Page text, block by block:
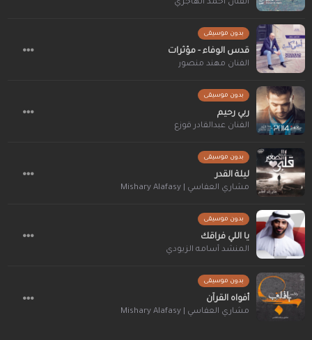
الفنان أحمد الهاجري
بدون موسيقى
قدس الوفاء - مؤثرات
الفنان مهند منصور
بدون موسيقى
ربي رحيم
الفنان عبدالقادر قوزع
بدون موسيقى
ليلة القدر
مشاري العفاسي | Mishary Alafasy
بدون موسيقى
يا اللي فراقك
المنشد أسامه الزيودي
بدون موسيقى
أفواه القرآن
مشاري العفاسي | Mishary Alafasy